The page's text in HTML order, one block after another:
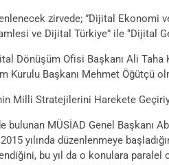
zirvede; ”Dijital Ekonomi
ve Dijital Türkiye” ile ‘’Dijital
Dönüşüm Ofisi Başkanı Ali
Kurulu Başkanı Mehmet Öğütçü
Milli Stratejilerini Harekete
bulunan MÜSİAD Genel Başkanı
yılında düzenlenmeye
bu yıl da o konulara